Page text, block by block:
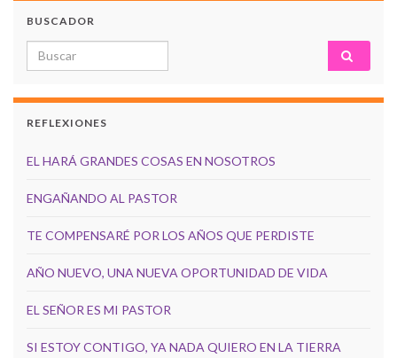
BUSCADOR
Search for:
REFLEXIONES
EL HARÁ GRANDES COSAS EN NOSOTROS
ENGAÑANDO AL PASTOR
TE COMPENSARÉ POR LOS AÑOS QUE PERDISTE
AÑO NUEVO, UNA NUEVA OPORTUNIDAD DE VIDA
EL SEÑOR ES MI PASTOR
SI ESTOY CONTIGO, YA NADA QUIERO EN LA TIERRA